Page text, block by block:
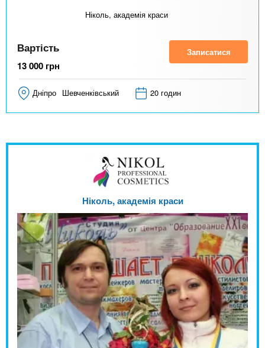
Ніколь, академія краси
Вартість
13 000 грн
Записатися
Дніпро Шевченківський 20 годин
Ніколь, академія краси